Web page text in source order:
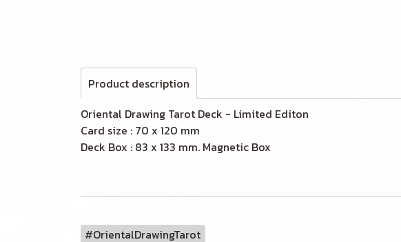
Product description
Oriental Drawing Tarot Deck - Limited Editon
Card size : 70 x 120 mm
Deck Box : 83 x 133 mm. Magnetic Box
#OrientalDrawingTarot